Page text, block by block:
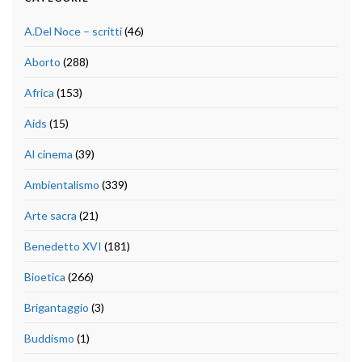
A.Del Noce – scritti(46)
Aborto (288)
Africa (153)
Aids (15)
Al cinema (39)
Ambientalismo (339)
Arte sacra (21)
Benedetto XVI (181)
Bioetica (266)
Brigantaggio (3)
Buddismo (1)